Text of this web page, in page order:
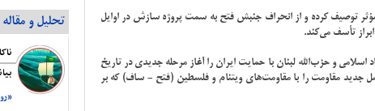
توصیف کرده و از انحراف جنبش فتح به سمت پروژه سازش در اوایل
.
و حزب‌الله لبنان با حمایت ایران را آغاز مرحله جدیدی در تاریخ
مقاومت را با مقاومت‌های ویتنام و فلسطین (فتح - ساف) که بر
حمایت هیئت
عزتمندانه مقام
بیانیه کمیته
فلسطین ریاست
شهادت هنیه
رسانه
تحلیل و مقاله